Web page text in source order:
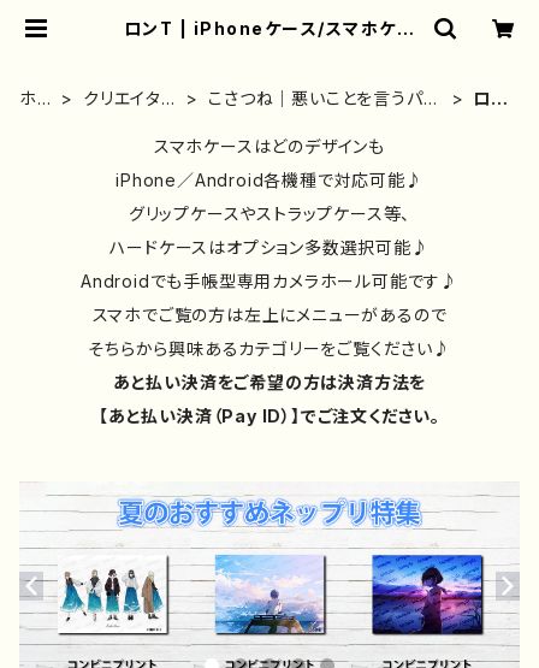
ロンT | iPhoneケース/スマホケー
アリうさ
ホー
クリエイター
こさつね｜悪いことを言うパン
ロン
スマホケースはどのデザインも
iPhone／Android各機種で対応可能♪
グリップケースやストラップケース等、
ハードケースはオプション多数選択可能♪
Androidでも手帳型専用カメラホール可能です♪
スマホでご覧の方は左上にメニューがあるので
そちらから興味あるカテゴリーをご覧ください♪
あと払い決済をご希望の方は決済方法を
【あと払い決済（Pay ID）】でご注文ください。